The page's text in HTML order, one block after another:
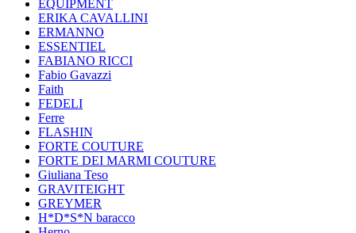
EQUIPMENT
ERIKA CAVALLINI
ERMANNO
ESSENTIEL
FABIANO RICCI
Fabio Gavazzi
Faith
FEDELI
Ferre
FLASHIN
FORTE COUTURE
FORTE DEI MARMI COUTURE
Giuliana Teso
GRAVITEIGHT
GREYMER
H*D*S*N baracco